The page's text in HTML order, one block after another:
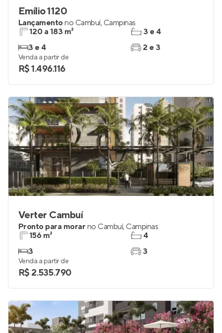
Emílio 1120
Lançamentono Cambuí, Campinas
120 a 183 m²
3 e 4
3 e 4
2 e 3
Venda a partir de
R$ 1.496.116
Verter Cambuí
Pronto para morar no Cambuí, Campinas
156 m²
3
4
3
Venda a partir de
R$ 2.535.790